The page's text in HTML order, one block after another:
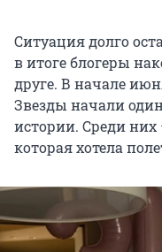
Ситуация долго
в итоге блогеры
друге. В начале
Звезды начали
истории. Среди них
которая хотела